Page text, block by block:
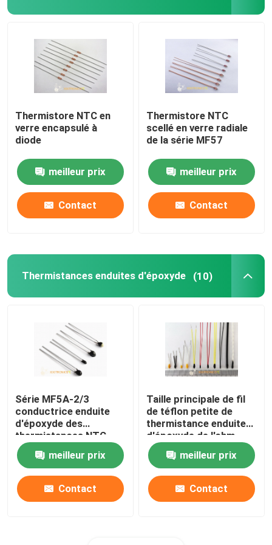
Capteur de température droit de sonde
Capteur de température extérieur de bâti
Capteurs de température à flasque
Capteur de température fileté
Thermistances de Chip Style NTC
Puce de thermistance de NTC
Capteur de navigation inertielle
Thermistore NTC en
verre encapsulé à
diode
meilleur prix
Contact
Thermistore NTC
scellé en verre radiale
de la série MF57
meilleur prix
Contact
Thermistances enduites d'époxyde (10)
Série MF5A-2/3
conductrice enduite
d'époxyde des
thermistances NTC
thermiquement
meilleur prix
Contact
Taille principale de fil
de téflon petite de
thermistance enduite
d'époxyde de l'ohm
NTC de la série 10K
des thermistances
MF5A-5
meilleur prix
Contact